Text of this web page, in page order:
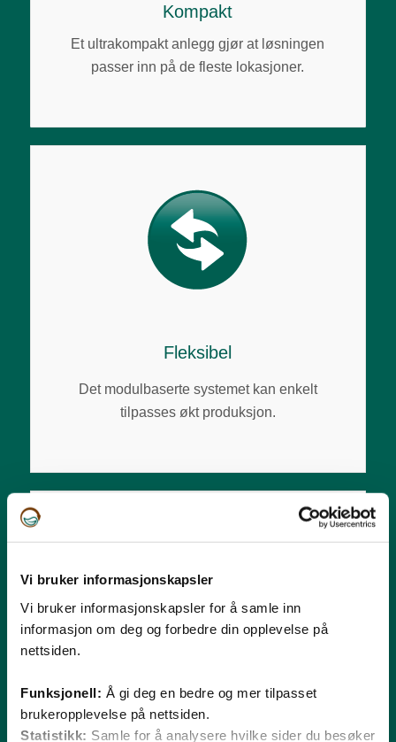
Vi bruker informasjonskapsler
Vi bruker informasjonskapsler for å samle inn
informasjon om deg og forbedre din opplevelse på
nettsiden.
Funksjonell: Å gi deg en bedre og mer tilpasset
brukeropplevelse på nettsiden.
Statistikk: Samle for å analysere hvilke sider du besøker
Kompakt
Et ultrakompakt anlegg gjør at løsningen
passer inn på de fleste lokasjoner.
Fleksibel
Det modulbaserte systemet kan enkelt
tilpasses økt produksjon.
Driftsikker
Godt utprøvd teknologi utviklet av Bioretur